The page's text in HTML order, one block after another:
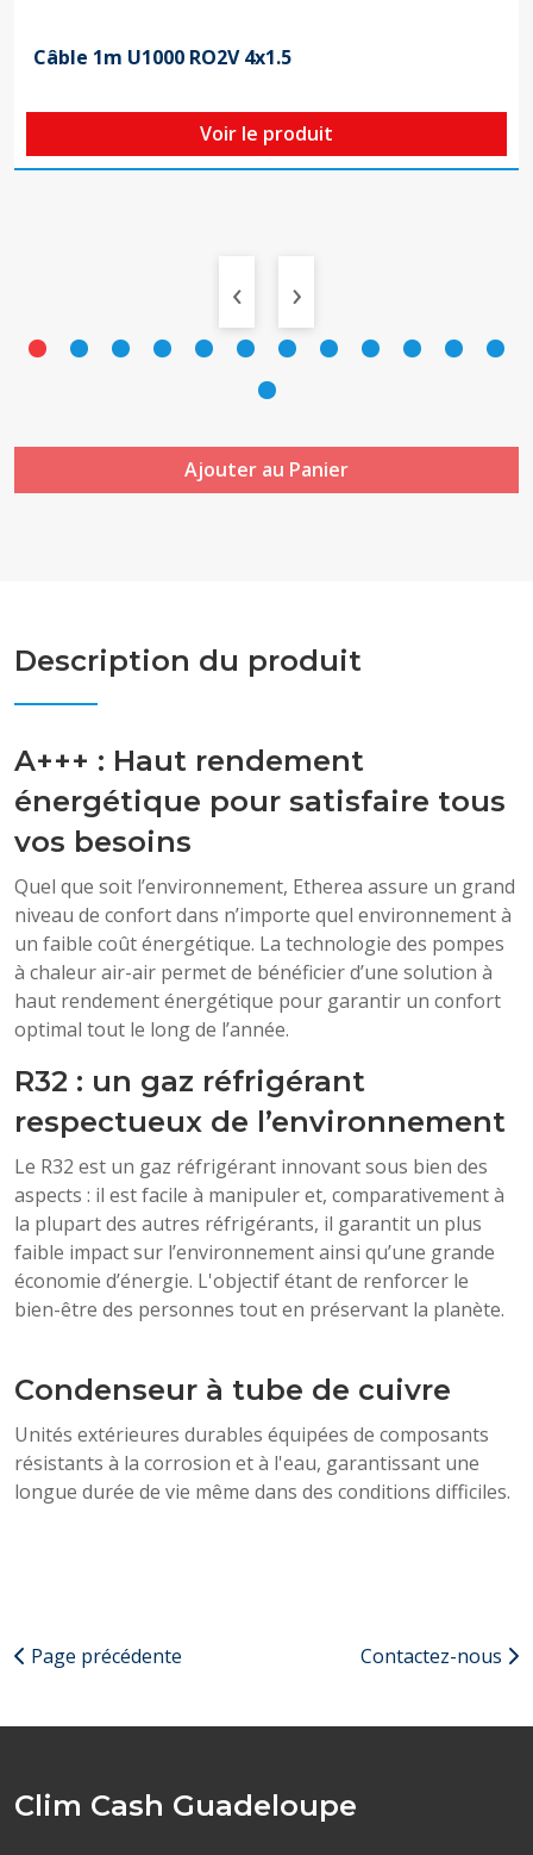
Câble 1m U1000 RO2V 4x1.5
Voir le produit
‹ ›
Ajouter au Panier
Description du produit
A+++ : Haut rendement
énergétique pour satisfaire tous
vos besoins
Quel que soit l’environnement, Etherea assure un grand
niveau de confort dans n’importe quel environnement à
un faible coût énergétique. La technologie des pompes
à chaleur air-air permet de bénéficier d’une solution à
haut rendement énergétique pour garantir un confort
optimal tout le long de l’année.
R32 : un gaz réfrigérant
respectueux de l’environnement
Le R32 est un gaz réfrigérant innovant sous bien des
aspects : il est facile à manipuler et, comparativement à
la plupart des autres réfrigérants, il garantit un plus
faible impact sur l’environnement ainsi qu’une grande
économie d’énergie. L'objectif étant de renforcer le
bien-être des personnes tout en préservant la planète.
Condenseur à tube de cuivre
Unités extérieures durables équipées de composants
résistants à la corrosion et à l'eau, garantissant une
longue durée de vie même dans des conditions difficiles.
Page précédente Contactez-nous
Clim Cash Guadeloupe